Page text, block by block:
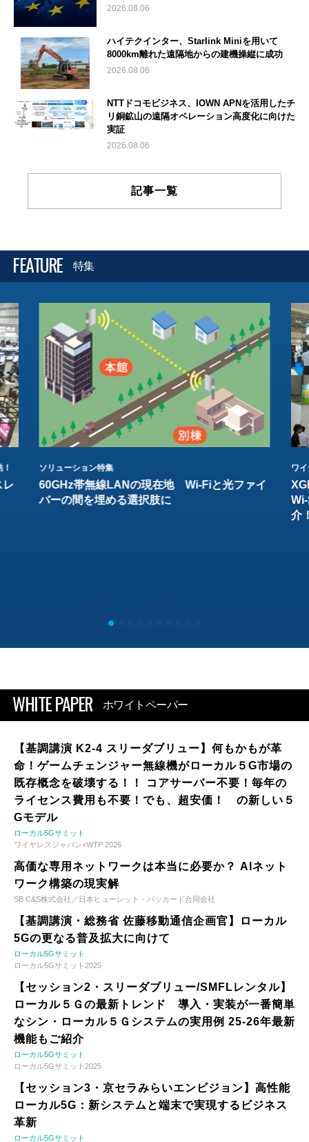
2026.08.06
ハイテクインター、Starlink Miniを用いて
8000km離れた遠隔地からの建機操縦に成功
2026.08.06
NTTドコモビジネス、IOWN APNを活用したチ
リ銅鉱山の遠隔オペレーション高度化に向けた
実証
2026.08.06
記事一覧
FEATURE 特集
レ
ソリューション特集
60GHz帯無線LANの現在地 Wi-Fiと光ファイ
バーの間を埋める選択肢に
ワ
介
WHITE PAPER ホワイトペーパー
【基調講演 K2-4 スリーダブリュー】何もかもが革
命！ゲームチェンジャー無線機がローカル５G市場の
既存概念を破壊する！！ コアサーバー不要！毎年の
ライセンス費用も不要！でも、超安価！ の新しい５
Gモデル
ローカル5Gサミット
ワイヤレスジャパン×WTP 2026
高価な専用ネットワークは本当に必要か？ AIネット
ワーク構築の現実解
SB C&S株式会社／日本ヒューレット・パッカード合同会社
【基調講演・総務省 佐藤移動通信企画官】ローカル
5Gの更なる普及拡大に向けて
ローカル5Gサミット
ローカル5Gサミット2025
【セッション2・スリーダブリュー/SMFLレンタル】
ローカル５Ｇの最新トレンド 導入・実装が一番簡単
なシン・ローカル５Ｇシステムの実用例 25-26年最新
機能もご紹介
ローカル5Gサミット
ローカル5Gサミット2025
【セッション3・京セラみらいエンビジョン】高性能
ローカル5G：新システムと端末で実現するビジネス
革新
ローカル5Gサミット